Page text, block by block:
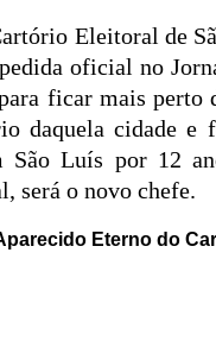
Eleitoral de
oficial no
ficar mais perto
daquela cidade
São Luís por 12
será o novo chefe.
Eterno do